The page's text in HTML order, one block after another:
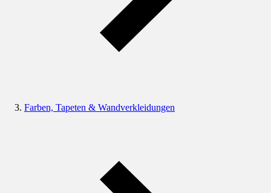
Farben, Tapeten & Wandverkleidungen